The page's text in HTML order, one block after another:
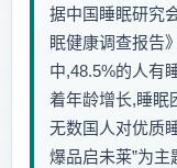
据中国睡眠研究
眠健康调查报告
中,48.5%的人有
着年龄增长,睡眠
无数国人对优质
爆品启未莱”为主